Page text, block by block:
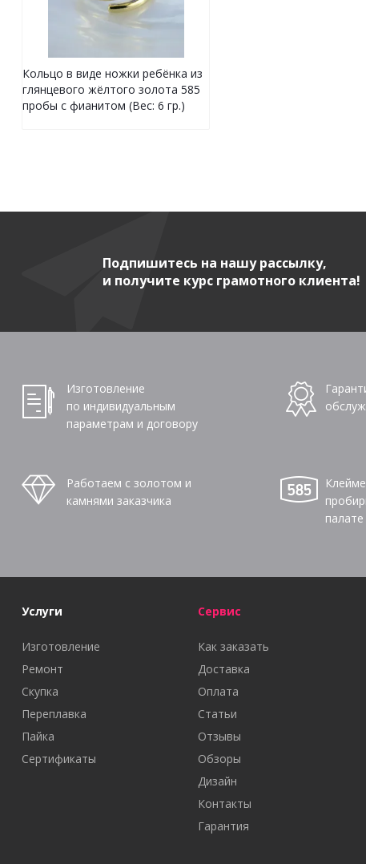
Кольцо в виде ножки ребёнка из
глянцевого жёлтого золота 585
пробы с фианитом (Вес: 6 гр.)
Подпишитесь на нашу рассылку,
и получите курс грамотного клиента!
Изготовление
по индивидуальным
параметрам и договору
Работаем с золотом и
камнями заказчика
Услуги
Изготовление
Ремонт
Скупка
Переплавка
Пайка
Сертификаты
Сервис
Как заказать
Доставка
Оплата
Статьи
Отзывы
Обзоры
Дизайн
Контакты
Гарантия